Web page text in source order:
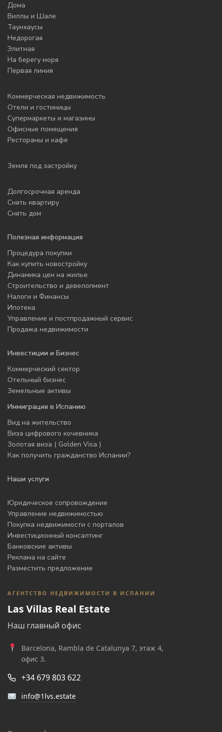
Дома
Виллы и Шале
Таунхаусы
Недорогая
Элитная
На берегу моря
Первая линия
Коммерческая недвижимость
Отели и гостиницы
Супермаркеты и магазины
Офисные помещения
Рестораны и кафе
Земля под застройку
Долгосрочная аренда
Снять квартиру
Снять дом
Полезная информация
Процедура покупки
Как купить новостройку
Динамика цен на жилье
Строительство и девелопмент
Налоги и Финансы
Ипотека
Управление и постпродажный сервис
Продажа недвижимости
Инвестиции и Бизнес
Коммерческий сектор
Отельный бизнес
Земельные активы
Иммиграция в Испанию
Вид на жительство
Виза цифрового кочевника
Золотая виза ( Golden Visa )
Как получить гражданство Испании?
Наши услуги
Юридическое сопровождение
Управление недвижимостью
Покупка недвижимости с порталов
Инвестиционный консалтинг
Банковские активы
Реклама на сайте
Разместить предложение
АГЕНТСТВО НЕДВИЖИМОСТИ В ИСПАНИИ
Las Villas Real Estate
Наш главный офис
Barcelona, Rambla de Catalunya 7, этаж 4,
офис 3.
+34 679 803 622
info@1lvs.estate